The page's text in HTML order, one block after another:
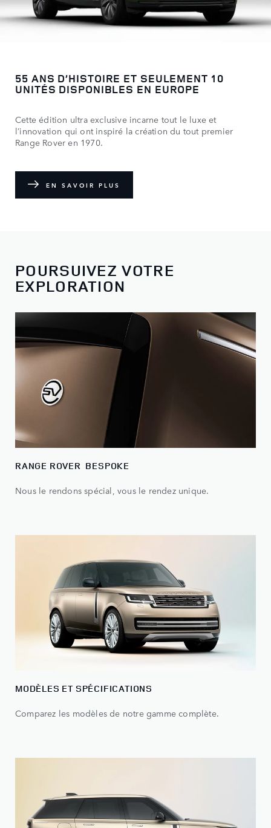
55 ANS D’HISTOIRE ET SEULEMENT 10
UNITÉS DISPONIBLES EN EUROPE
Cette édition ultra exclusive incarne tout le luxe et
l’innovation qui ont inspiré la création du tout premier
Range Rover en 1970.
EN SAVOIR PLUS
POURSUIVEZ VOTRE
EXPLORATION
RANGE ROVER BESPOKE
Nous le rendons spécial, vous le rendez unique.
MODÈLES ET SPÉCIFICATIONS
Comparez les modèles de notre gamme complète.